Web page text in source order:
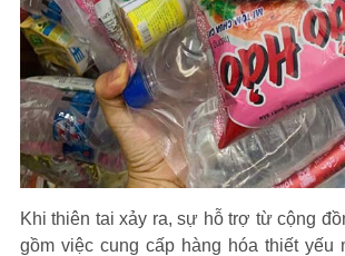
Khi thiên tai xảy ra, sự hỗ trợ từ cộng
gồm việc cung cấp hàng hóa thiết yếu